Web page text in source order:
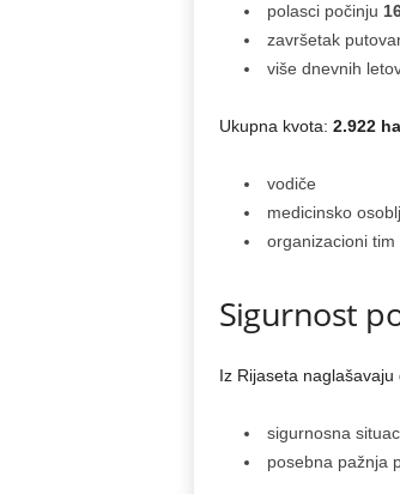
polasci počinju
završetak
više dnevnih
Ukupna kvota: 2.922
vodiče
medicinsko
organizacioni tim
Sigurnost
Iz Rijaseta naglašavaju
sigurnosna
posebna pažnja